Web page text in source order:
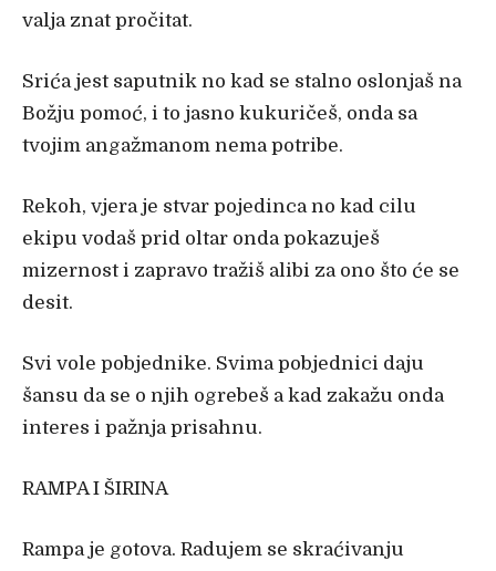
valja znat pročitat.
Srića jest saputnik no kad se stalno oslonjaš na
Božju pomoć, i to jasno kukuričeš, onda sa
tvojim angažmanom nema potribe.
Rekoh, vjera je stvar pojedinca no kad cilu
ekipu vodaš prid oltar onda pokazuješ
mizernost i zapravo tražiš alibi za ono što će se
desit.
Svi vole pobjednike. Svima pobjednici daju
šansu da se o njih ogrebeš a kad zakažu onda
interes i pažnja prisahnu.
RAMPA I ŠIRINA
Rampa je gotova. Radujem se skraćivanju